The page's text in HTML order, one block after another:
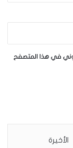
في هذا المتصفح
الأخيرة